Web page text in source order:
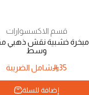
قسم الاكسسوارات
مبخرة خشبية نقش ذهبي
وسط
35
شامل الضريبة
إضافة للسلة